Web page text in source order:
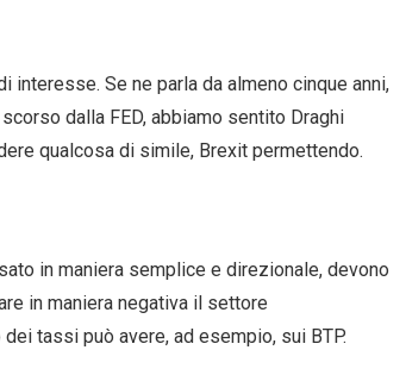
Se ne parla da almeno cinque anni,
dalla FED, abbiamo sentito Draghi
qualcosa di simile, Brexit permettendo.
in maniera semplice e direzionale, devono
in maniera negativa il settore
tassi può avere, ad esempio, sui BTP.